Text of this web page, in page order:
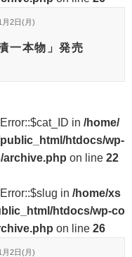
月2日(月)
一本物」発売
in /home/
htdocs/wp-
archive.php on line 22
in /home/xs
htdocs/wp-co
on line 26
月2日(月)